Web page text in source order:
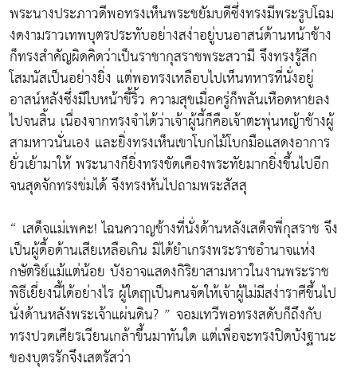
พระนางประภาวดีพอทรงเห็นพระชยัมบดีซึ่งทรงมีพระรูปโฉม
งดงามราวเทพบุตรประทับอย่างสง่าอยู่บนอาสน์ด้านหน้าช้าง
ก็ทรงสำคัญผิดคิดว่าเป็นราชากุสราชพระสวามี จึงทรงรู้สึก
โสมนัสเป็นอย่างยิ่ง แต่พอทรงเหลือบไปเห็นทหารที่นั่งอยู่
อาสน์หลังซึ่งมีใบหน้าขี้ริ้ว ความสุขเมื่อครู่ก็พลันเหือดหายลง
ไปจนสิ้น เนื่องจากทรงจำได้ว่าเจ้าผู้นี้ก็คือเจ้าตะพุ่นหญ้าช้างผู้
สามหาวนั่นเอง และยิ่งทรงเห็นเขาโบกไม้โบกมือแสดงอาการ
ยั่วเย้ามาให้ พระนางก็ยิ่งทรงขัดเคืองพระทัยมากยิ่งขึ้นไปอีก
จนสุดจักทรงข่มได้ จึงทรงหันไปถามพระสัสสุ
“ เสด็จแม่เพคะ! ไฉนควาญช้างที่นั่งด้านหลังเสด็จพี่กุสราช จึง
เป็นผู้ดื้อด้านเสียเหลือเกิน มิได้ยำเกรงพระราชอำนาจแห่ง
กษัตริย์แม้แต่น้อย บังอาจแสดงกิริยาสามหาวในงานพระราช
พิธีเยี่ยงนี้ได้อย่างไร ผู้ใดฤาเป็นคนจัดให้เจ้าผู้ไม่มีสง่าราศีขึ้นไป
นั่งด้านหลังพระเจ้าแผ่นดิน? ” จอมเทวีพอทรงสดับก็ถึงกับ
ทรงปวดเศียรเวียนเกล้าขึ้นมาทันใด แต่เพื่อจะทรงปิดบังฐานะ
ของบุตรรักจึงเสตรัสว่า